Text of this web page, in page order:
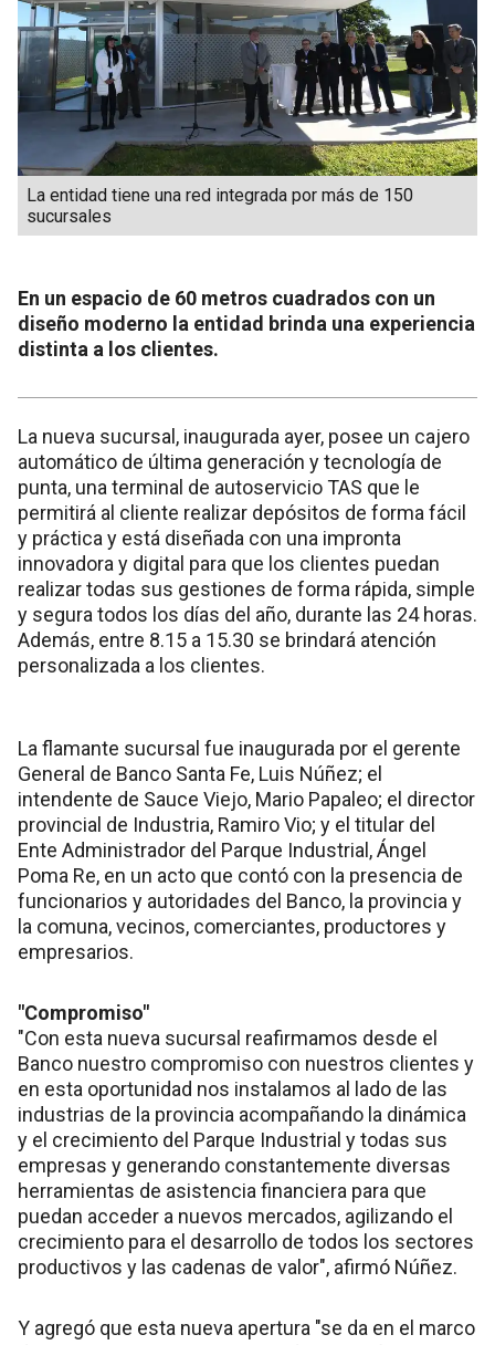
La entidad tiene una red integrada por más de 150
sucursales
En un espacio de 60 metros cuadrados con un
diseño moderno la entidad brinda una experiencia
distinta a los clientes.
La nueva sucursal, inaugurada ayer, posee un cajero
automático de última generación y tecnología de
punta, una terminal de autoservicio TAS que le
permitirá al cliente realizar depósitos de forma fácil
y práctica y está diseñada con una impronta
innovadora y digital para que los clientes puedan
realizar todas sus gestiones de forma rápida, simple
y segura todos los días del año, durante las 24 horas.
Además, entre 8.15 a 15.30 se brindará atención
personalizada a los clientes.
La flamante sucursal fue inaugurada por el gerente
General de Banco Santa Fe, Luis Núñez; el
intendente de Sauce Viejo, Mario Papaleo; el director
provincial de Industria, Ramiro Vio; y el titular del
Ente Administrador del Parque Industrial, Ángel
Poma Re, en un acto que contó con la presencia de
funcionarios y autoridades del Banco, la provincia y
la comuna, vecinos, comerciantes, productores y
empresarios.
"Compromiso"
"Con esta nueva sucursal reafirmamos desde el
Banco nuestro compromiso con nuestros clientes y
en esta oportunidad nos instalamos al lado de las
industrias de la provincia acompañando la dinámica
y el crecimiento del Parque Industrial y todas sus
empresas y generando constantemente diversas
herramientas de asistencia financiera para que
puedan acceder a nuevos mercados, agilizando el
crecimiento para el desarrollo de todos los sectores
productivos y las cadenas de valor", afirmó Núñez.
Y agregó que esta nueva apertura "se da en el marco